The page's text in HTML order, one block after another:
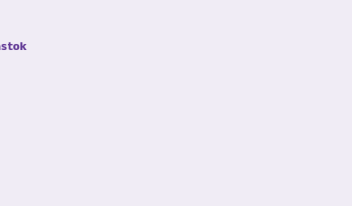
a
Szombathelyen
meg első